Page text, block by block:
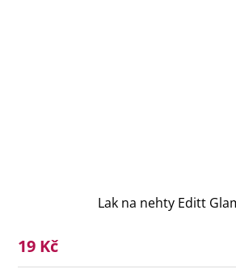
Lak na nehty Editt
19 Kč